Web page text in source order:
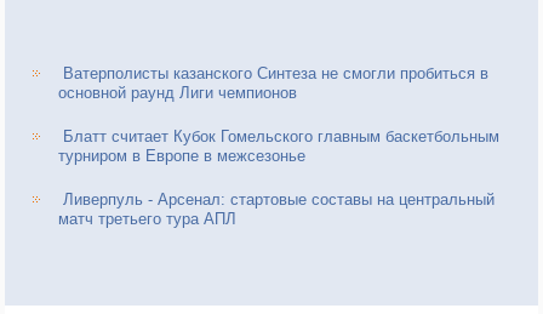
Ватерполисты казанского Синтеза не смогли пробиться в
основной раунд Лиги чемпионов
Блатт считает Кубок Гомельского главным баскетбольным
турниром в Европе в межсезонье
Ливерпуль - Арсенал: стартовые составы на центральный
матч третьего тура АПЛ